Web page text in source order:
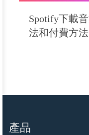
Spotify下載
法和付費方法
產品